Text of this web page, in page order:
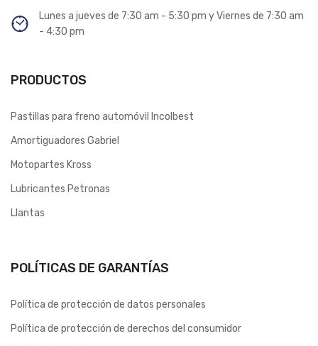
Lunes a jueves de 7:30 am - 5:30 pm y Viernes de 7:30 am
- 4:30 pm
PRODUCTOS
Pastillas para freno automóvil Incolbest
Amortiguadores Gabriel
Motopartes Kross
Lubricantes Petronas
Llantas
POLÍTICAS DE GARANTÍAS
Política de protección de datos personales
Política de protección de derechos del consumidor